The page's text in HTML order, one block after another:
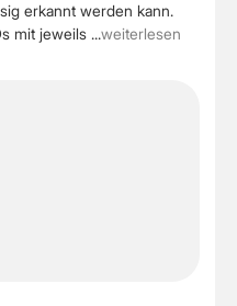
erkannt werden kann.
mit jeweils ...weiterlesen